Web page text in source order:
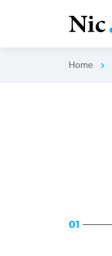
Home chevron_right
01